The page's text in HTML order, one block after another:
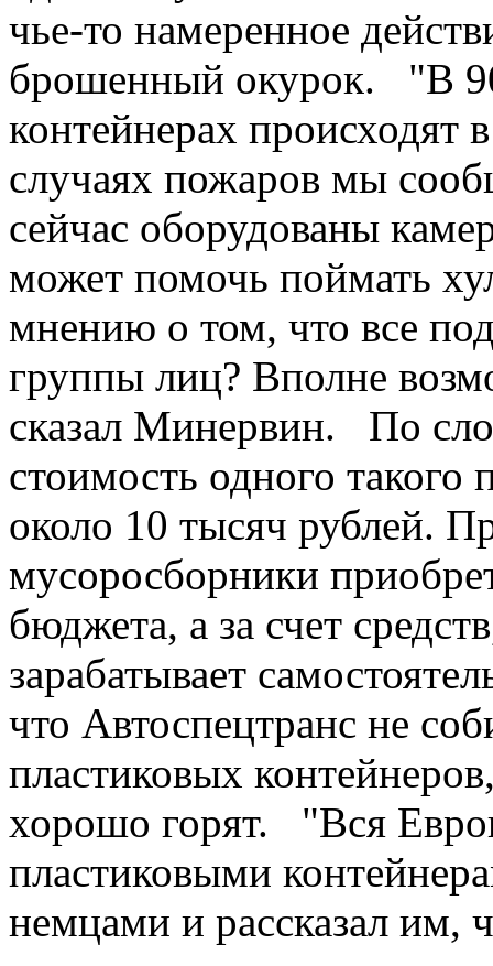
чье-то намеренное
брошенный окурок. "В
контейнерах происходят
случаях пожаров мы
сейчас оборудованы
может помочь поймать
мнению о том, что все
группы лиц? Вполне
сказал Минервин. По
стоимость одного такого
около 10 тысяч рублей.
мусоросборники
бюджета, а за счет
зарабатывает
что Автоспецтранс не
пластиковых
хорошо горят. "Вся
пластиковыми
немцами и рассказал им,